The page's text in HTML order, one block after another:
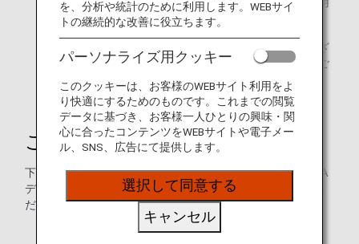
できません。
ANAデジタルクーポンをご利用の際には、諸条件がござ
います。あらかじめご利用条件、方法をご確認の上、ご
利用ください。
ご予約について
下記の早来カントリー倶楽部予約専用電話番号まで、「ANA
デジタルクーポン」ご利用の旨をお伝えいただき、ご予約く
ださい。
を、分析や統計のために利用します。WEBサイ
トの継続的な改善に役立ちます。
パーソナライズ用クッキー
このクッキーは、お客様のWEBサイト利用をよ
り快適にするためのものです。これまでの閲覧
データに基づき、お客様一人ひとりの興味・関
心に合ったコンテンツをWEBサイトや電子メー
ル、SNS、広告にて提供します。
選択して同意する
キャンセル